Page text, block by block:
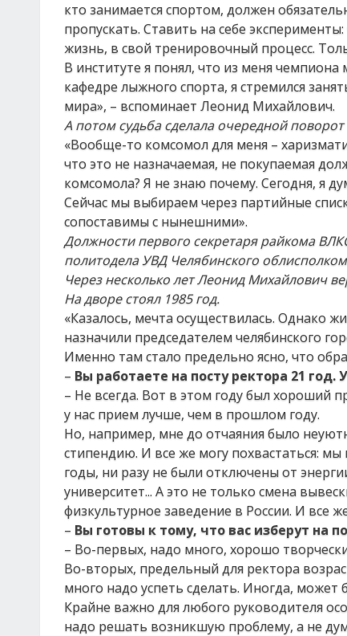
кто занимается спортом, должен
пропускать. Ставить на себе
жизнь, в свой тренировочный процесс.
В институте я понял, что из меня
кафедре лыжного спорта, я стремился
мира», – вспоминает Леонид Михайлович.
А потом судьба сделала очередной
«Вообще-то комсомол для меня –
что это не назначаемая, не покупаемая
комсомола? Я не знаю почему. Сегодня, я
Сейчас мы выбираем через партийные
сопоставимы с нынешними».
Должности первого секретаря райкома
политодела УВД Челябинского
Через несколько лет Леонид Михайлович
На дворе стоял 1985 год.
«Казалось, мечта осуществилась. Однако
назначили председателем челябинского
Именно там стало предельно ясно, что
– Вы работаете на посту ректора 21 год.
– Не всегда. Вот в этом году был хороший
у нас прием лучше, чем в прошлом году.
Но, например, мне до отчаяния было
стипендию. И все же могу похвастаться:
годы, ни разу не были отключены от
университет... А это не только смена
физкультурное заведение в России. И все
– Вы готовы к тому, что вас изберут на
– Во-первых, надо много, хорошо
Во-вторых, предельный для ректора
много надо успеть сделать. Иногда,
Крайне важно для любого руководителя
надо решать возникшую проблему, а не